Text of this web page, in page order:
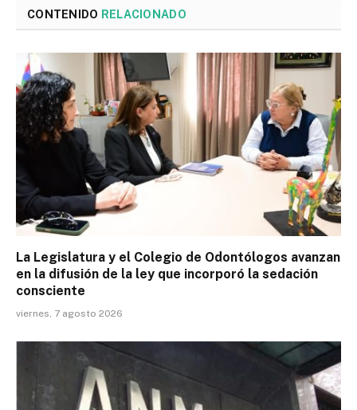
CONTENIDO RELACIONADO
La Legislatura y el Colegio de Odontólogos avanzan
en la difusión de la ley que incorporó la sedación
consciente
viernes, 7 agosto 2026